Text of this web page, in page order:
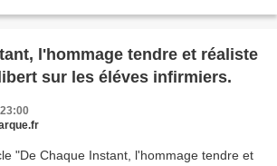
l'hommage tendre et réaliste
sur les éléves infirmiers.